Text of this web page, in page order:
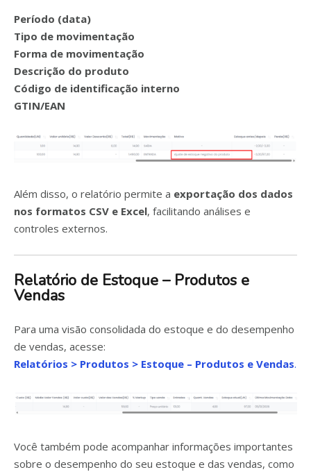
Período (data)
Tipo de movimentação
Forma de movimentação
Descrição do produto
Código de identificação interno
GTIN/EAN
Além disso, o relatório permite a exportação dos dados
nos formatos CSV e Excel, facilitando análises e
controles externos.
Relatório de Estoque – Produtos e
Vendas
Para uma visão consolidada do estoque e do desempenho
de vendas, acesse:
Relatórios > Produtos > Estoque – Produtos e Vendas.
Você também pode acompanhar informações importantes
sobre o desempenho do seu estoque e das vendas, como